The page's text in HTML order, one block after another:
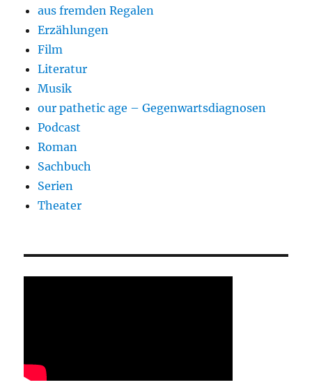
aus fremden Regalen
Erzählungen
Film
Literatur
Musik
our pathetic age – Gegenwartsdiagnosen
Podcast
Roman
Sachbuch
Serien
Theater